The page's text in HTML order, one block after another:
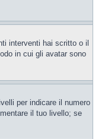
interventi hai scritto o il
in cui gli avatar sono
per indicare il numero
il tuo livello; se